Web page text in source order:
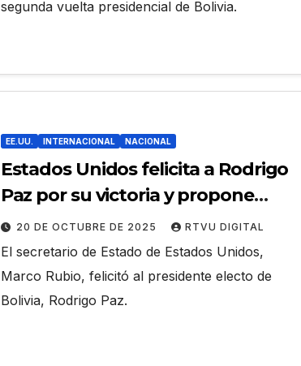
segunda vuelta presidencial de Bolivia.
EE.UU. INTERNACIONAL NACIONAL
Estados Unidos felicita a Rodrigo
Paz por su victoria y propone
fortalecer la cooperación bilateral
20 DE OCTUBRE DE 2025 RTVU DIGITAL
El secretario de Estado de Estados Unidos,
Marco Rubio, felicitó al presidente electo de
Bolivia, Rodrigo Paz.